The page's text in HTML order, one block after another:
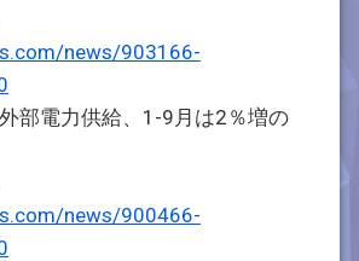
news/903166-
部電力供給、1-9月は2％増の
news/900466-